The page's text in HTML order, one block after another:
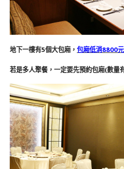
地下一樓有5個大包廂， 包廂低消8800
若是多人聚餐，一定要先預約包廂(數量